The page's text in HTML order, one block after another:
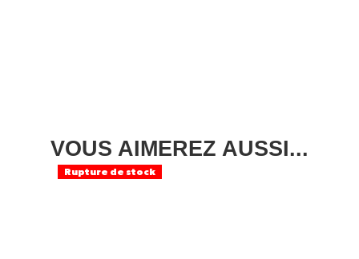
VOUS AIMEREZ AUSSI...
Rupture de stock